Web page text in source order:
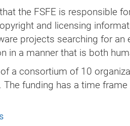
the FSFE is responsible
and licensing
projects searching for an
in a manner that is both
a consortium of 10
. The funding has a time